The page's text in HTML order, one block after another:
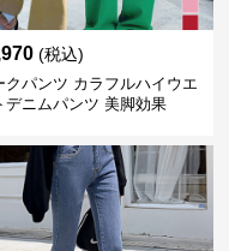
(税込)
クパンツ カラフルハイウエ
デニムパンツ 美脚効果